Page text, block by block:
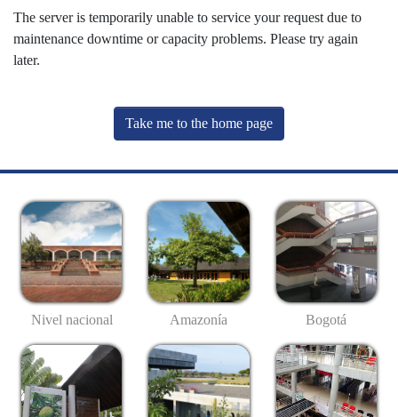
The server is temporarily unable to service your request due to
maintenance downtime or capacity problems. Please try again
later.
Take me to the home page
Nivel nacional Amazonía Bogotá